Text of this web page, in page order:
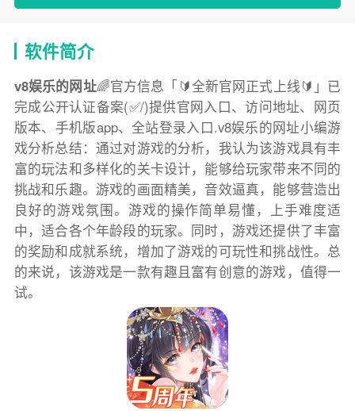
软件简介
v8娱乐的网址🌈官方信息「🔰全新官网正式上线🔰」已
完成公开认证备案(✅/)提供官网入口、访问地址、网页
版本、手机版app、全站登录入口.v8娱乐的网址小编游
戏分析总结：通过对游戏的分析，我认为该游戏具有丰
富的玩法和多样化的关卡设计，能够给玩家带来不同的
挑战和乐趣。游戏的画面精美，音效逼真，能够营造出
良好的游戏氛围。游戏的操作简单易懂，上手难度适
中，适合各个年龄段的玩家。同时，游戏还提供了丰富
的奖励和成就系统，增加了游戏的可玩性和挑战性。总
的来说，该游戏是一款有趣且富有创意的游戏，值得一
试。